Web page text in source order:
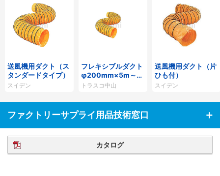
送風機用ダクト（ス
タンダードタイプ）
スイデン
フレキシブルダクト
φ200mm×5m～φ
520mm×5m
トラスコ中山
送風機用ダクト（片
ひも付）
スイデン
ファクトリーサプライ用品技術窓口
カタログ